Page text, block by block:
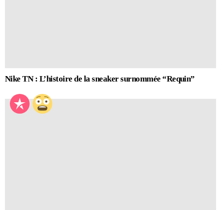
Nike TN : L’histoire de la sneaker surnommée “Requin”